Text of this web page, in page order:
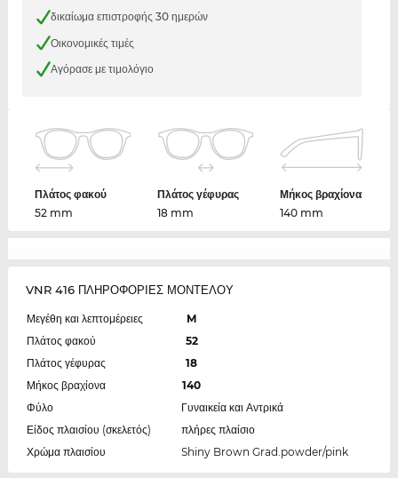
δικαίωμα επιστροφής 30 ημερών
Οικονομικές τιμές
Αγόρασε με τιμολόγιο
Πλάτος φακού
52 mm
Πλάτος γέφυρας
18 mm
Μήκος βραχίονα
140 mm
VNR 416 ΠΛΗΡΟΦΟΡΙΕΣ ΜΟΝΤΕΛΟΥ
Μεγέθη και λεπτομέρειες
M
Πλάτος φακού
52
Πλάτος γέφυρας
18
Μήκος βραχίονα
140
Φύλο
Γυναικεία και Αντρικά
Είδος πλαισίου (σκελετός)
πλήρες πλαίσιο
Χρώμα πλαισίου
Shiny Brown Grad.powder/pink